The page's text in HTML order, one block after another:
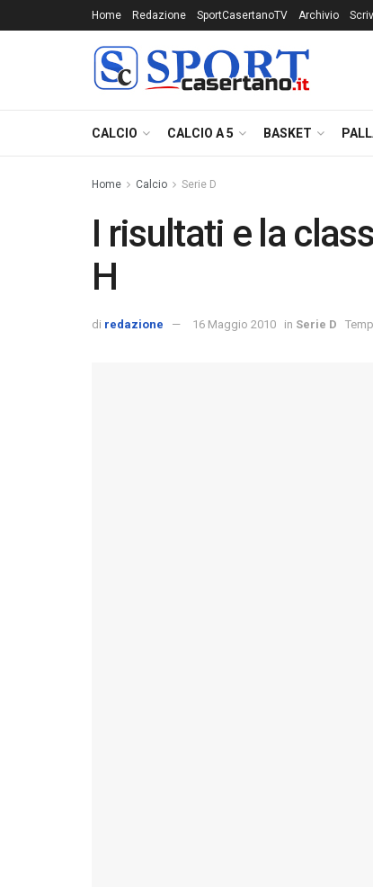
Home Redazione SportCasertanoTV Archivio
CALCIO CALCIO A 5 BASKET
Home Calcio Serie D
I risultati e la
H
di redazione 16 Maggio 2010 in Serie D